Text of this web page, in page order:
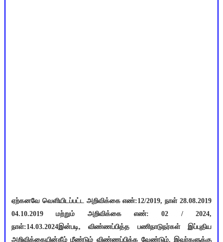
ஏற்கனவே வெளியிடப்பட்ட அறிவிக்கை எண்:12/2019, நாள் 28.08.2019
04.10.2019 மற்றும் அறிவிக்கை எண்: 02 / 2024,
நாள்:14.03.2024இன்படி, விண்ணப்பித்த பணிநாடுநர்கள் இப்புதிய
அறிவிக்கையின்கீழ் மீண்டும் விண்ணப்பிக்க வேண்டும். இவர்களுக்கு